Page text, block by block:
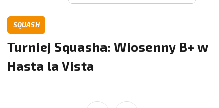
SQUASH
Turniej Squasha: Wiosenny B+ w
Hasta la Vista